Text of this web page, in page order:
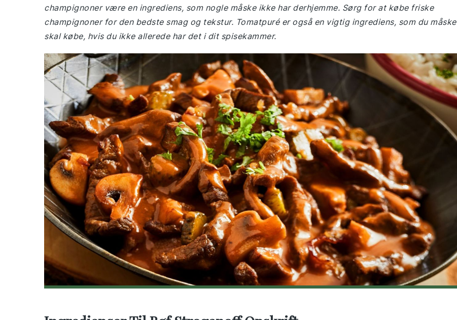
champignoner være en ingrediens, som nogle måske ikke har derhjemme. Sørg for at købe friske
champignoner for den bedste smag og tekstur. Tomatpuré er også en vigtig ingrediens, som du måske
skal købe, hvis du ikke allerede har det i dit spisekammer.